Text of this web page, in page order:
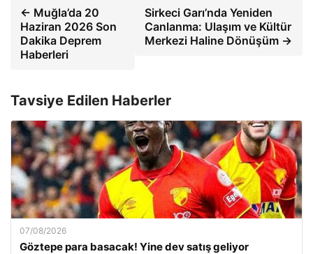
← Muğla’da 20
Haziran 2026 Son
Dakika Deprem
Haberleri
Sirkeci Garı’nda Yeniden
Canlanma: Ulaşım ve Kültür
Merkezi Haline Dönüşüm →
Tavsiye Edilen Haberler
07/08/2026
Göztepe para basacak! Yine dev satış geliyor